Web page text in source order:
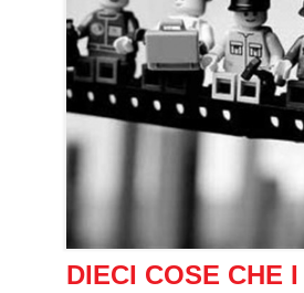
DIECI COSE CHE